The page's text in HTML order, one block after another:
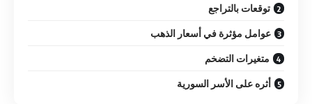
توقعات بالتراجع
عوامل مؤثرة في أسعار الذهب
متغيرات التضخم
أثره على الأسر السورية